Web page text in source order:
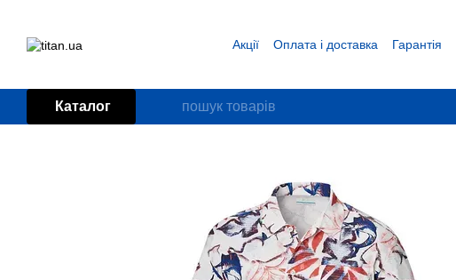
Акції Оплата і доставка Гарантія
Каталог